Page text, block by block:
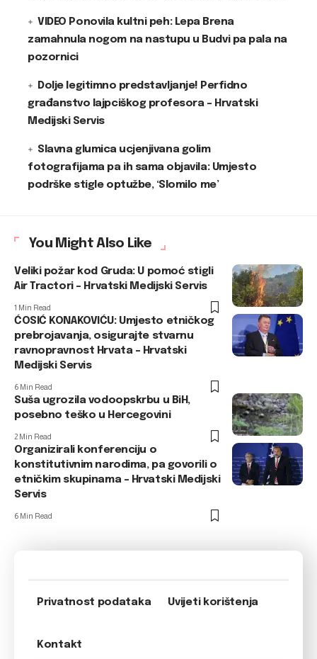
VIDEO Ponovila kultni peh: Lepa Brena
zamahnula nogom na nastupu u Budvi pa pala na
pozornici
Dolje legitimno predstavljanje! Perfidno
građanstvo lajpciškog profesora – Hrvatski
Medijski Servis
Slavna glumica ucjenjivana golim
fotografijama pa ih sama objavila: Umjesto
podrške stigle optužbe, ‘Slomilo me’
You Might Also Like
Veliki požar kod Gruda: U pomoć stigli
Air Tractori – Hrvatski Medijski Servis
1 Min Read
ĆOSIĆ KONAKOVIĆU: Umjesto etničkog
prebrojavanja, osigurajte stvarnu
ravnopravnost Hrvata – Hrvatski
Medijski Servis
6 Min Read
Suša ugrozila vodoopskrbu u BiH,
posebno teško u Hercegovini
2 Min Read
Organizirali konferenciju o
konstitutivnim narodima, pa govorili o
etničkim skupinama – Hrvatski Medijski
Servis
6 Min Read
Privatnost podataka Uvijeti korištenja
Kontakt